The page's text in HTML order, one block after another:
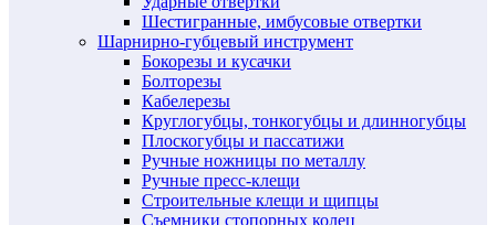
Шестигранные, имбусовые отвертки
Шарнирно-губцевый инструмент
Бокорезы и кусачки
Болторезы
Кабелерезы
Круглогубцы, тонкогубцы и длинногубцы
Плоскогубцы и пассатижи
Ручные ножницы по металлу
Ручные пресс-клещи
Строительные клещи и щипцы
Съемники стопорных колец